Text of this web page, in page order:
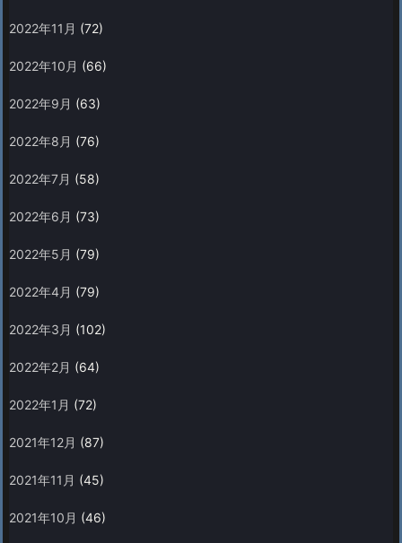
2022年11月 (72)
2022年10月 (66)
2022年9月 (63)
2022年8月 (76)
2022年7月 (58)
2022年6月 (73)
2022年5月 (79)
2022年4月 (79)
2022年3月 (102)
2022年2月 (64)
2022年1月 (72)
2021年12月 (87)
2021年11月 (45)
2021年10月 (46)